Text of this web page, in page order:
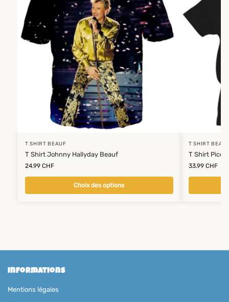
T SHIRT BEAUF
T Shirt Johnny Hallyday Beauf
24.99 CHF
Choix des options
T SHIRT
T Shirt
33.99 CHF
Informations
Mentions légales